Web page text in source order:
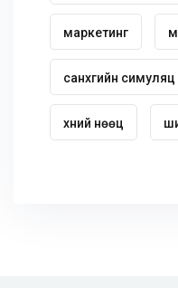
маркетинг
санхүүгийн симуляц
хүний нөөц